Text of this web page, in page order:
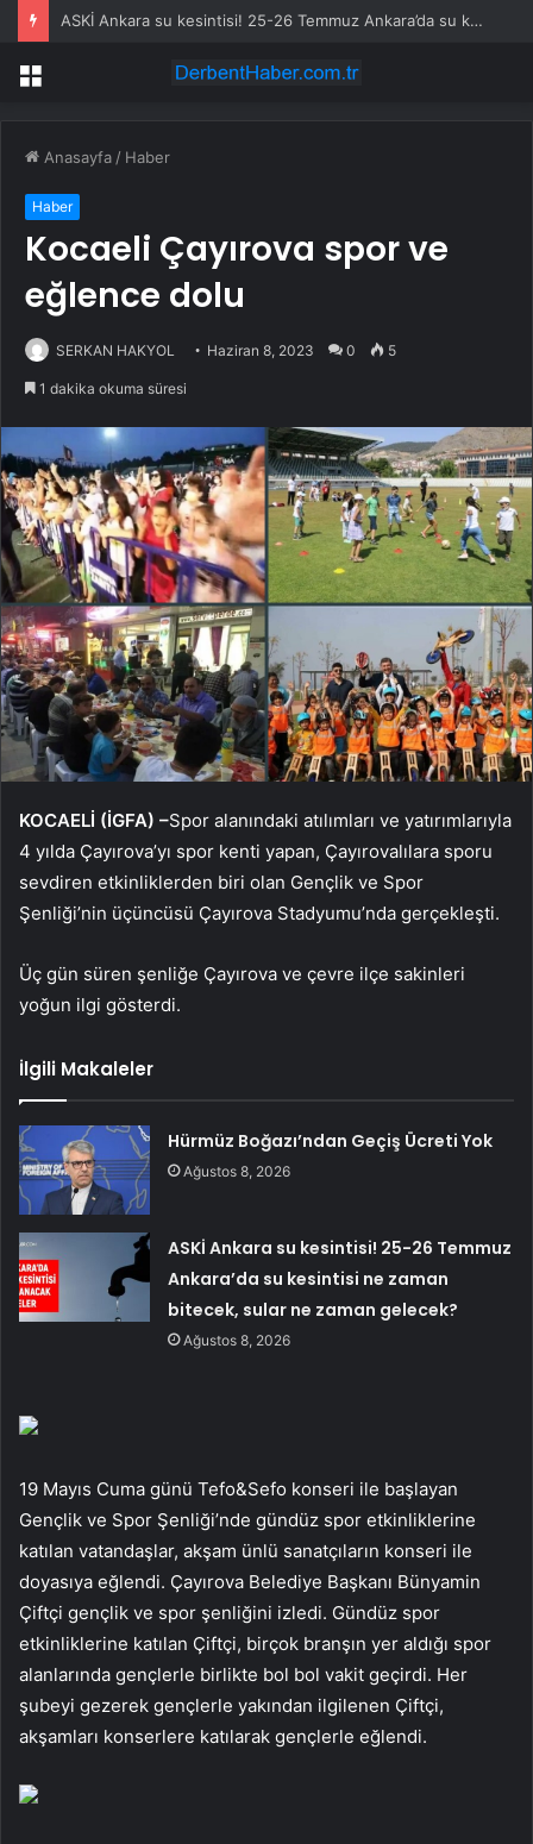
ASKİ Ankara su kesintisi! 25-26 Temmuz Ankara’da su kesintisi ne zaman bitecek, sular ne zaman gelecek?
Menü
Anasayfa / Haber
Haber
Kocaeli Çayırova spor ve
eğlence dolu
SERKAN HAKYOL Haziran 8, 2023 0 5
1 dakika okuma süresi
KOCAELİ (İGFA) –Spor alanındaki atılımları ve yatırımlarıyla
4 yılda Çayırova’yı spor kenti yapan, Çayırovalılara sporu
sevdiren etkinliklerden biri olan Gençlik ve Spor
Şenliği’nin üçüncüsü Çayırova Stadyumu’nda gerçekleşti.
Üç gün süren şenliğe Çayırova ve çevre ilçe sakinleri
yoğun ilgi gösterdi.
İlgili Makaleler
Hürmüz Boğazı’ndan Geçiş Ücreti Yok
Ağustos 8, 2026
ASKİ Ankara su kesintisi! 25-26 Temmuz
Ankara’da su kesintisi ne zaman
bitecek, sular ne zaman gelecek?
Ağustos 8, 2026
19 Mayıs Cuma günü Tefo&Sefo konseri ile başlayan
Gençlik ve Spor Şenliği’nde gündüz spor etkinliklerine
katılan vatandaşlar, akşam ünlü sanatçıların konseri ile
doyasıya eğlendi. Çayırova Belediye Başkanı Bünyamin
Çiftçi gençlik ve spor şenliğini izledi. Gündüz spor
etkinliklerine katılan Çiftçi, birçok branşın yer aldığı spor
alanlarında gençlerle birlikte bol bol vakit geçirdi. Her
şubeyi gezerek gençlerle yakından ilgilenen Çiftçi,
akşamları konserlere katılarak gençlerle eğlendi.